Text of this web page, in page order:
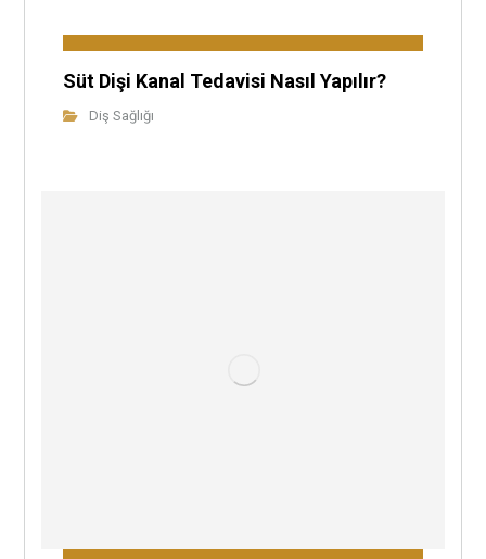
Süt Dişi Kanal Tedavisi Nasıl Yapılır?
Diş Sağlığı